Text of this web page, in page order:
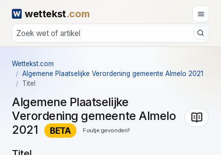
wettekst.com
Wettekst.com
Algemene Plaatselijke Verordening gemeente Almelo 2021
Titel
Algemene Plaatselijke
Verordening gemeente Almelo
2021
BETA Foutje gevonden?